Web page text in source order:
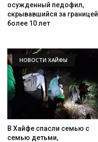
осужденный педофил,
скрывавшийся за границей
более 10 лет
НОВОСТИ ХАЙФЫ
В Хайфе спасли семью с
семью детьми,